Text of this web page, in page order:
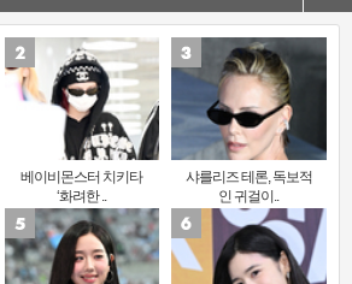
베이비몬스터 치키타
‘화려한 ..
샤를리즈 테론, 독보적
인 귀걸이..